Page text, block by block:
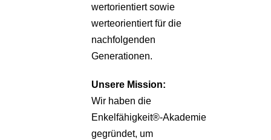
wertorientiert sowie
werteorientiert für die
nachfolgenden
Generationen.
Unsere Mission:
Wir haben die
Enkelfähigkeit®-Akademie
gegründet, um